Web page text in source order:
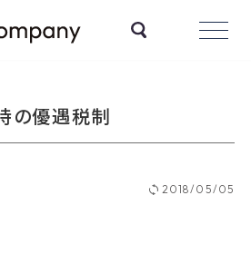
の優遇税制
2018/05/05